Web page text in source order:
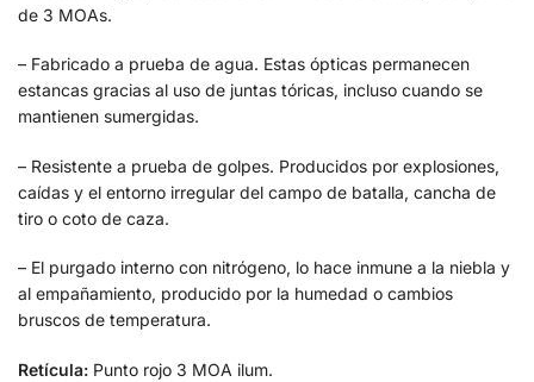
de 3 MOAs.
– Fabricado a prueba de agua. Estas ópticas permanecen
estancas gracias al uso de juntas tóricas, incluso cuando se
mantienen sumergidas.
– Resistente a prueba de golpes. Producidos por explosiones,
caídas y el entorno irregular del campo de batalla, cancha de
tiro o coto de caza.
– El purgado interno con nitrógeno, lo hace inmune a la niebla y
al empañamiento, producido por la humedad o cambios
bruscos de temperatura.
Retícula: Punto rojo 3 MOA ilum.